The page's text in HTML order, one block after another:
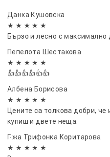
Данка Кушовска
★ ★ ★ ★ ★
Бързо и лесно с максимално
Пепелота Шестакова
★ ★ ★ ★ ★
👍👍👍👍👍👍
Албена Борисова
★ ★ ★ ★ ★
Цените са толкова добри,
купиш и двете неща.
Г-жа Трифонка Коритарова
★ ★ ★ ★ ★